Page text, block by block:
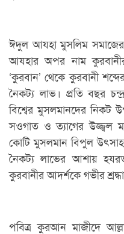
ঈদুল আযহা মুসলিম সমাজের
আযহার অপর নাম
‘কুরবান’ থেকে কুরবানী
নৈকট্য লাভ। প্রতি বছর
বিশ্বের মুসলমানদের নিকট
সওগাত ও ত্যাগের উজ্জ্বল
কোটি মুসলমান বিপুল উৎসাহ
নৈকট্য লাভের আশায়
কুরবানীর আদর্শকে গভীর
পবিত্র কুরআন মাজীদে